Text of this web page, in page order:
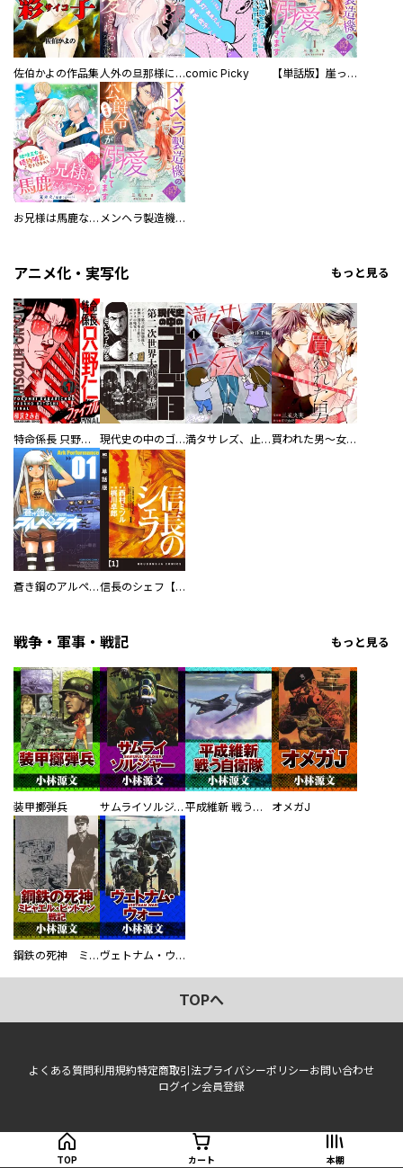
佐伯かよの作品集 人外の旦那様に娶られ毎晩ナカまで愛される…。アンソロジーcomic Picky 【単話版】崖っぷち令嬢ですが、意地と策略で幸せになります！シリーズ
お兄様は馬鹿なんですか？～地味王女は婚約破棄に巻き込まれる～ メンヘラ製造機の公爵令息（過保護）が溺愛してきます
アニメ化・実写化 もっと見る
特命係長 只野仁ファイナル 愛蔵版 現代史の中のゴルゴ13 満タサレズ、止メラレズ 買われた男～女性限定快感セラピスト～【描き下ろしおまけ付き特装版】
蒼き鋼のアルペジオ 信長のシェフ【単話版】
戦争・軍事・戦記 もっと見る
装甲擲弾兵 サムライソルジャー SAMURAI SOLDIER 平成維新 戦う自衛隊 オメガJ
鋼鉄の死神 ミヒャエル・ビットマン戦記 ヴェトナム・ウォー VIETNAM WAR
TOPへ
よくある質問利用規約特定商取引法プライバシーポリシーお問い合わせ
ログイン会員登録
TOP カート 本棚